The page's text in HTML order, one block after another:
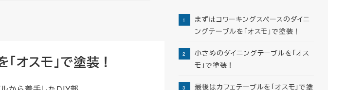
オスモ」で塗装！
まずはコワーキングスペースのダイニ
ングテーブルを「オスモ」で塗装！
小さめのダイニングテーブルを「オス
モ」で塗装！
最後はカフェテーブルを「オスモ」で塗